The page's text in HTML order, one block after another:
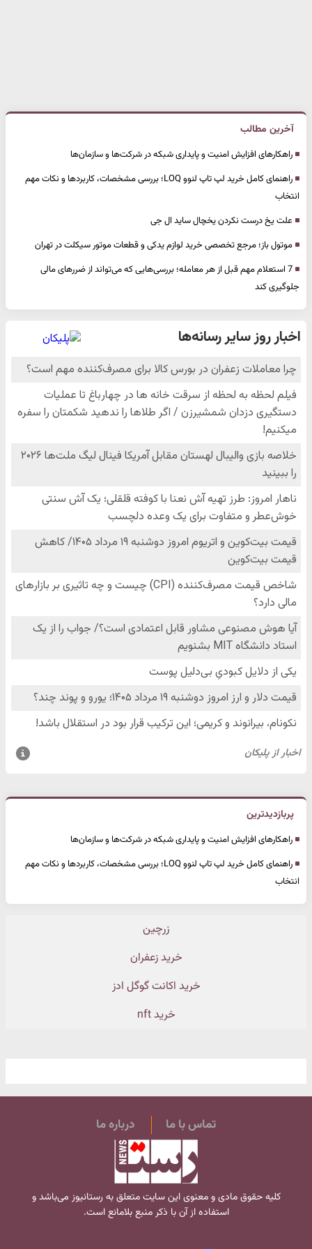
آخرین مطالب
راهکارهای افزایش امنیت و پایداری شبکه در شرکت‌ها و سازمان‌ها
راهنمای کامل خرید لپ تاپ لنوو LOQ؛ بررسی مشخصات، کاربردها و نکات مهم
انتخاب
علت یخ درست نکردن یخچال ساید ال جی
موتول باز؛ مرجع تخصصی خرید لوازم یدکی و قطعات موتور سیکلت در تهران
7 استعلام مهم قبل از هر معامله؛ بررسی‌هایی که می‌تواند از ضررهای مالی
جلوگیری کند
پربازدیدترین
راهکارهای افزایش امنیت و پایداری شبکه در شرکت‌ها و سازمان‌ها
راهنمای کامل خرید لپ تاپ لنوو LOQ؛ بررسی مشخصات، کاربردها و نکات مهم
انتخاب
زرچین
خرید زعفران
خرید اکانت گوگل ادز
خرید nft
تماس با ما درباره ما
کلیه حقوق مادی و معنوی این سایت متعلق به رستانیوز می‌باشد و
استفاده از آن با ذکر منبع بلامانع است.